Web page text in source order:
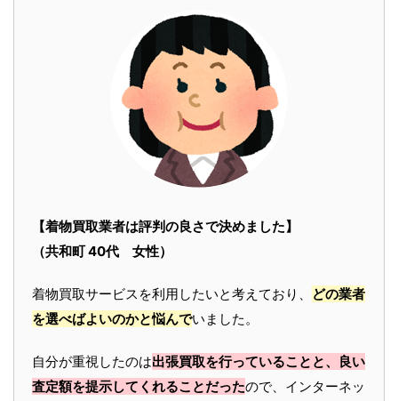
【着物買取業者は評判の良さで決めました】
（共和町 40代 女性）
着物買取サービスを利用したいと考えており、
どの業者
を選べばよいのかと悩んでいました。
自分が重視したのは出張買取を行っていることと、良い
査定額を提示してくれることだったので、インターネッ